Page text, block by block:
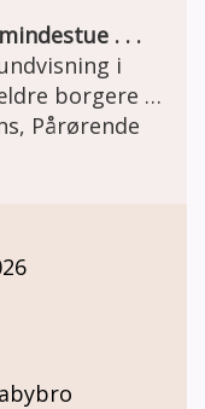
. . .
i
borgere .
og
Pårørende